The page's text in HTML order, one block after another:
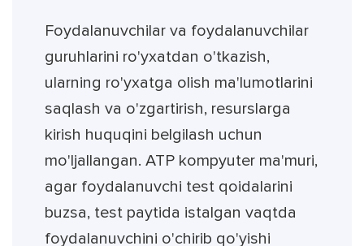
Foydalanuvchilar va foydalanuvchilar
guruhlarini ro'yxatdan o'tkazish,
ularning ro'yxatga olish ma'lumotlarini
saqlash va o'zgartirish, resurslarga
kirish huquqini belgilash uchun
mo'ljallangan. ATP kompyuter ma'muri,
agar foydalanuvchi test qoidalarini
buzsa, test paytida istalgan vaqtda
foydalanuvchini o'chirib qo'yishi